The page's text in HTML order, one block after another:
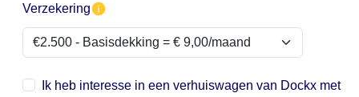
Verzekering
Ik heb interesse in een verhuiswagen van Dockx met